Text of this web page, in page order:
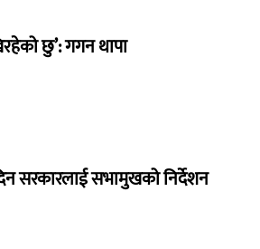
छु’: गगन थापा
सरकारलाई सभामुखको निर्देशन